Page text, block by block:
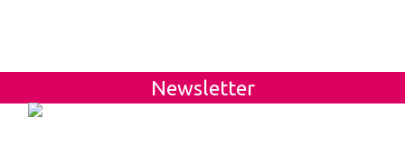
Newsletter